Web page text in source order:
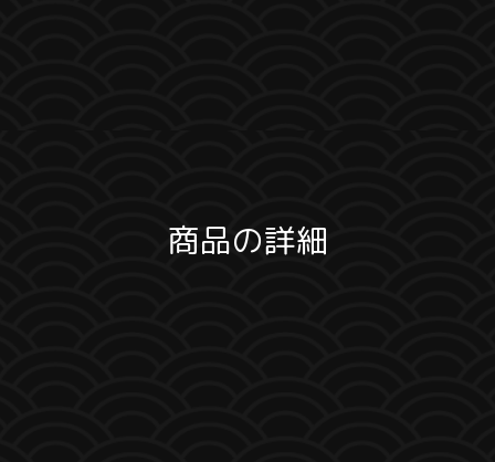
商品の詳細